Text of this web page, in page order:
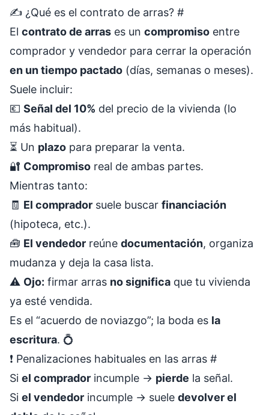
✍️ ¿Qué es el contrato de arras? #
El contrato de arras es un compromiso entre
comprador y vendedor para cerrar la operación
en un tiempo pactado (días, semanas o meses).
Suele incluir:
💶 Señal del 10% del precio de la vivienda (lo
más habitual).
⏳ Un plazo para preparar la venta.
🔐 Compromiso real de ambas partes.
Mientras tanto:
🧾 El comprador suele buscar financiación
(hipoteca, etc.).
🧰 El vendedor reúne documentación, organiza
mudanza y deja la casa lista.
⚠️ Ojo: firmar arras no significa que tu vivienda
ya esté vendida.
Es el “acuerdo de noviazgo”; la boda es la
escritura. 💍
❗ Penalizaciones habituales en las arras #
Si el comprador incumple → pierde la señal.
Si el vendedor incumple → suele devolver el